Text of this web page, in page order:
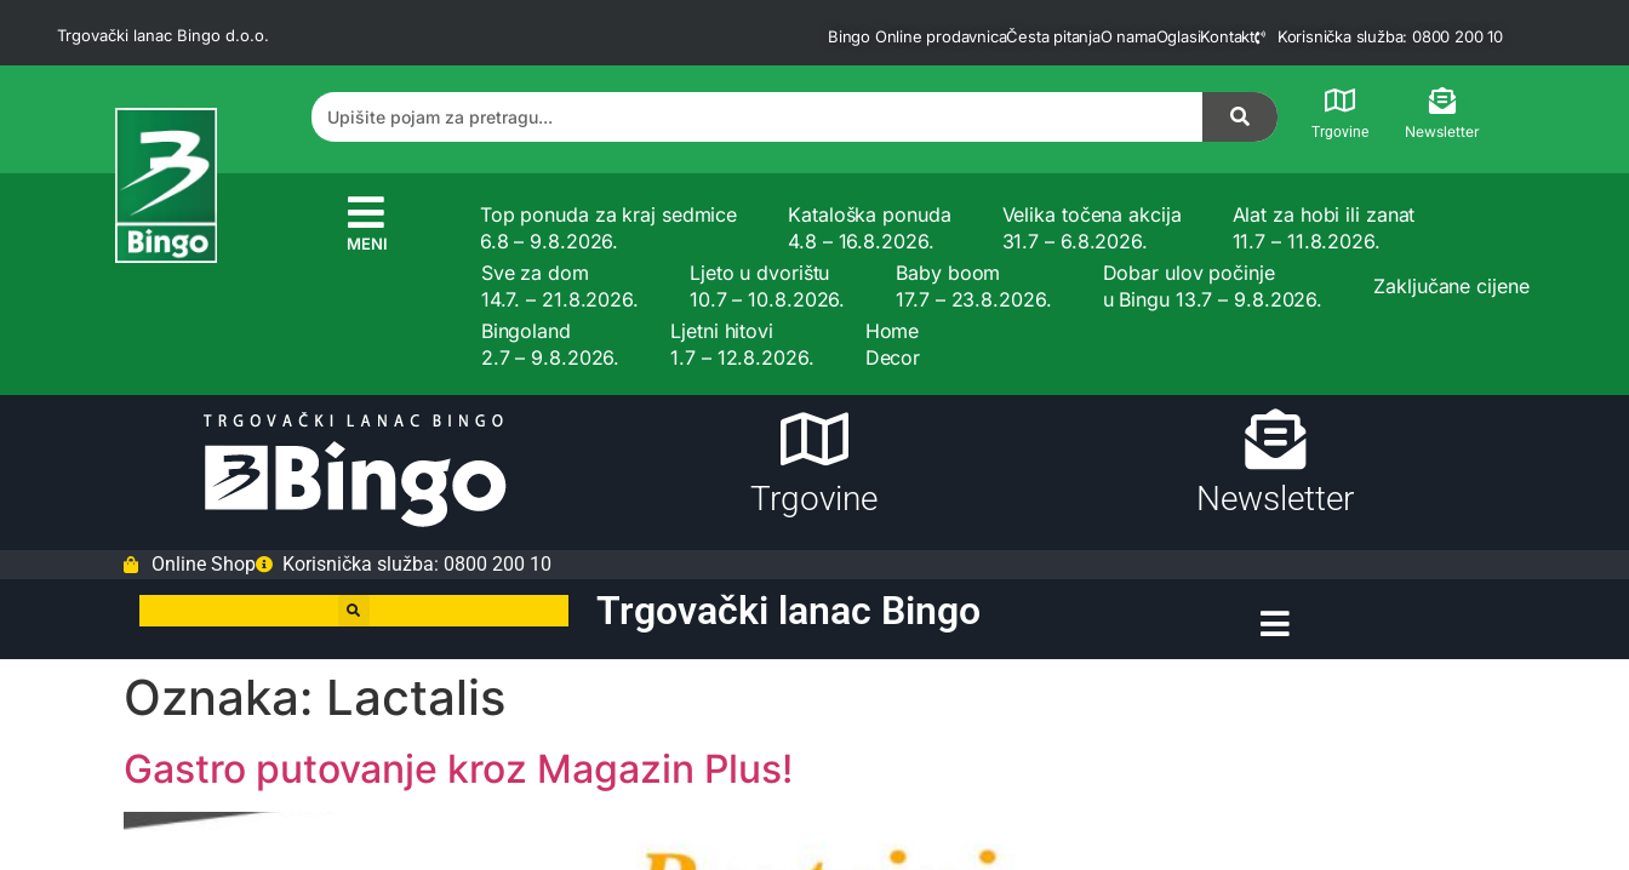
Trgovački lanac Bingo d.o.o. Bingo Online prodavnicaČesta pitanjaO namaOglasiKontakt Korisnička služba: 0800 200 10
Trgovine Newsletter
MENI
Top ponuda za kraj sedmice
6.8 – 9.8.2026.
Kataloška ponuda
4.8 – 16.8.2026.
Velika točena akcija
31.7 – 6.8.2026.
Alat za hobi ili zanat
11.7 – 11.8.2026.
Sve za dom
14.7. – 21.8.2026.
Ljeto u dvorištu
10.7 – 10.8.2026.
Baby boom
17.7 – 23.8.2026.
Dobar ulov počinje
u Bingu 13.7 – 9.8.2026.
Zaključane cijene
Bingoland
2.7 – 9.8.2026.
Ljetni hitovi
1.7 – 12.8.2026.
Home
Decor
Trgovine Newsletter
Online Shop Korisnička služba: 0800 200 10
Trgovački lanac Bingo
Oznaka: Lactalis
Gastro putovanje kroz Magazin Plus!